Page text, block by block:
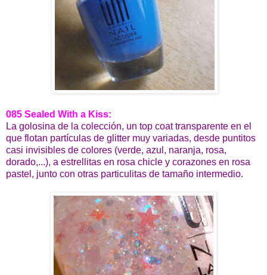
085 Sealed With a Kiss:
La golosina de la colección, un top coat transparente en el
que flotan partículas de glitter muy variadas, desde puntitos
casi invisibles de colores (verde, azul, naranja, rosa,
dorado,...), a estrellitas en rosa chicle y corazones en rosa
pastel, junto con otras particulitas de tamaño intermedio.